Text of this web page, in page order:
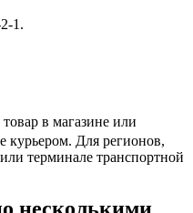
1.
товар в магазине или
курьером. Для регионов,
терминале транспортной
несколькими